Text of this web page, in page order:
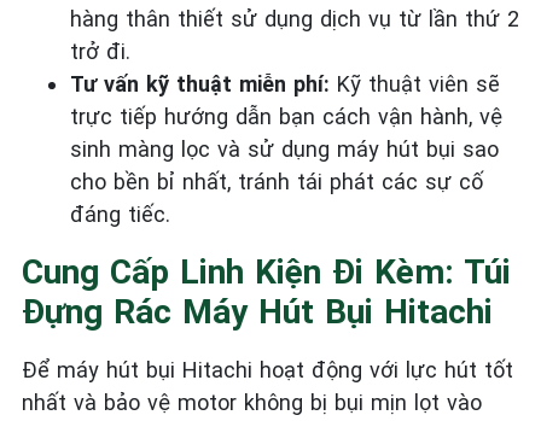
hàng thân thiết sử dụng dịch vụ từ lần thứ 2
trở đi.
Tư vấn kỹ thuật miễn phí: Kỹ thuật viên sẽ
trực tiếp hướng dẫn bạn cách vận hành, vệ
sinh màng lọc và sử dụng máy hút bụi sao
cho bền bỉ nhất, tránh tái phát các sự cố
đáng tiếc.
Cung Cấp Linh Kiện Đi Kèm: Túi
Đựng Rác Máy Hút Bụi Hitachi
Để máy hút bụi Hitachi hoạt động với lực hút tốt
nhất và bảo vệ motor không bị bụi mịn lọt vào